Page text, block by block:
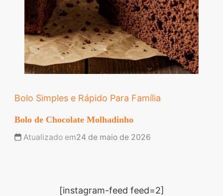
Bolo Simples e Rápido Para Família
Bolo de Chocolate Molhadinho
Atualizado em24 de maio de 2026
[instagram-feed feed=2]